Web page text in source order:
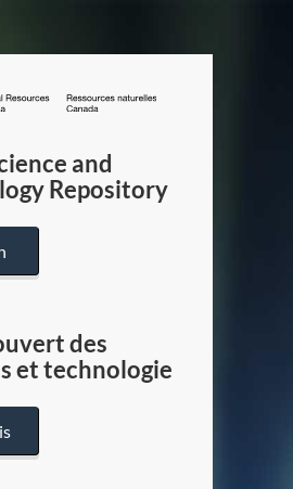
/
Canada
and
Repository
des
et technologie